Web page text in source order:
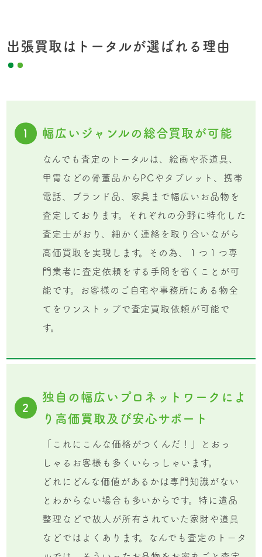
出張買取はトータルが選ばれる理由
1 幅広いジャンルの総合買取が可能
なんでも査定のトータルは、絵画や茶道具、
甲冑などの骨董品からPCやタブレット、携帯
電話、ブランド品、家具まで幅広いお品物を
査定しております。それぞれの分野に特化した
査定士がおり、細かく連絡を取り合いながら
高価買取を実現します。その為、１つ１つ専
門業者に査定依頼をする手間を省くことが可
能です。お客様のご自宅や事務所にある物全
てをワンストップで査定買取依頼が可能で
す。
2
独自の幅広いプロネットワークによ
り高価買取及び安心サポート
「これにこんな価格がつくんだ！」とおっ
しゃるお客様も多くいらっしゃいます。
どれにどんな価値があるかは専門知識がない
とわからない場合も多いからです。特に遺品
整理などで故人が所有されていた家財や道具
などではよくあります。なんでも査定のトータ